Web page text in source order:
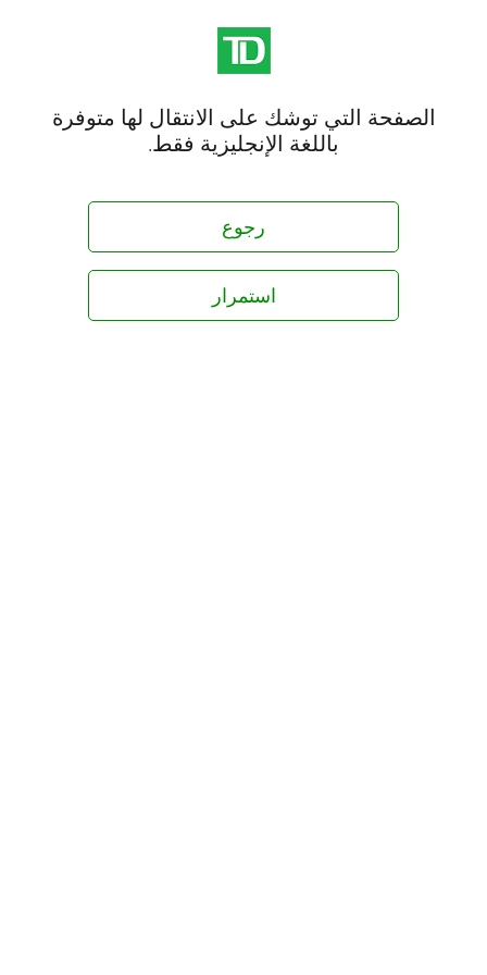
الصفحة التي توشك على الانتقال لها متوفرة
باللغة الإنجليزية فقط.
رجوع
استمرار